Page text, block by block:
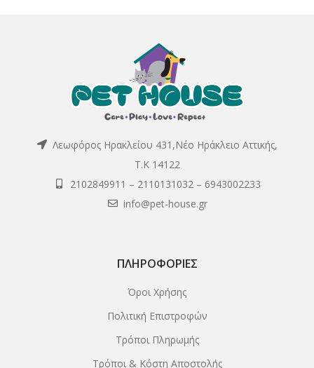
Λεωφόρος Ηρακλείου 431,Νέο Ηράκλειο Αττικής,
Τ.Κ 14122
2102849911 – 2110131032 – 6943002233
info@pet-house.gr
ΠΛΗΡΟΦΟΡΊΕΣ
Όροι Χρήσης
Πολιτική Επιστροφών
Τρόποι Πληρωμής
Τρόποι & Κόστη Αποστολής